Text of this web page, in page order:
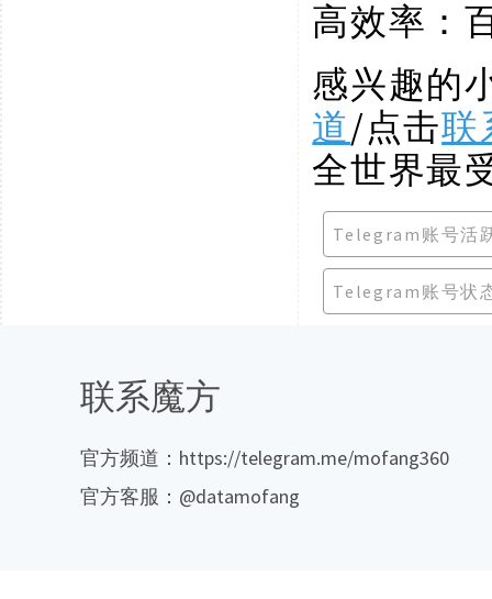
高效率：
感兴趣的
道/点击联
全世界最
Telegram账号活
Telegram账号状
联系魔方
官方频道：https://telegram.me/mofang360
官方客服：@datamofang